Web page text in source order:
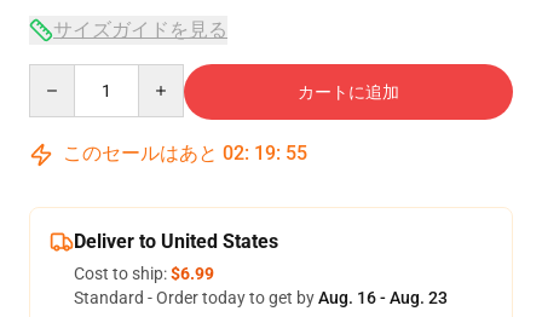
サイズガイドを見る
カートに追加
このセールはあと 02: 19: 54
Deliver to United States
Cost to ship:$6.99
Standard - Order today to get byAug. 16 - Aug. 23